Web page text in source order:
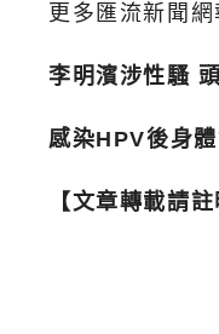
更多匯流新聞網
李明濱涉性騷
感染HPV後身
【文章轉載請註